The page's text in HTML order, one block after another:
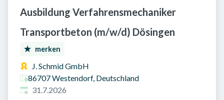
Ausbildung Verfahrensmechaniker
Transportbeton (m/w/d) Dösingen
merken
J. Schmid GmbH
86707 Westendorf, Deutschland
Veröffentlicht am
31.7.2026